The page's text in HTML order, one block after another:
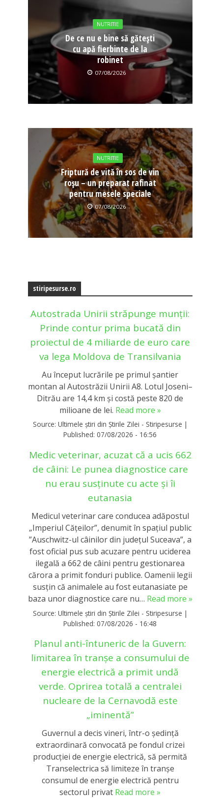
NUTRITIE
De ce nu e bine să gătești
cu apă fierbinte de la
robinet
07/08/2026
NUTRITIE
Friptură de vită în sos de vin
roșu – un preparat rafinat
pentru mesele speciale
07/08/2026
stiripesurse.ro
Autostrada Unirii străpunge munții:
Prinde contur prima bucată din
proiectul de 4 miliarde de euro care
va lega Moldova de Transilvania
Au început lucrările pe primul șantier
montan al Autostrăzii Unirii A8. Lotul Joseni–
Ditrău are 14,4 km și costă peste 820 de
milioane de lei. Read more »
Source: Ultimele știri din Știrile Zilei - Stiripesurse |
Published: 07/08/2026 - 16:56
Medic veterinar, acuzat că a ucis 662
de câini: Le punea diagnostice care
nu erau susținute cu acte și îi
eutanasia
Medicul veterinar care conducea adăpostul
„Imperiul Căţeilor”, denumit în spaţiul public
”Auschwitz-ul câinilor din judeţul Suceava”, a
fost oficial pus sub acuzare pentru uciderea
ilegală a 662 de câini pentru gestionarea
cărora a primit fonduri publice. Oamenii legii
susțin că animalele au fost eutanasiate pe
baza unor diagnostice care nu… Read more »
Source: Ultimele știri din Știrile Zilei - Stiripesurse |
Published: 07/08/2026 - 16:48
Planul anti-întuneric de la Guvern:
limitarea în tranşe a consumului de
energie electrică a primit undă
verde. Oprirea totală a centralei
nucleare de la Cernavodă este
„iminentă”
Guvernul a decis vineri, într-o ședință
extraordinară convocată pe fondul crizei
producției de energie electrică, să permită
Transelectrica să limiteze în tranșe
consumul de energie electrică pentru
sectorul privat Read more »